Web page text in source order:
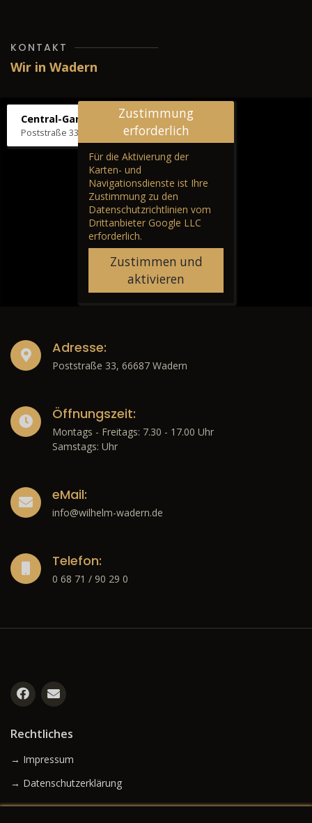
KONTAKT
Wir in Wadern
Central-Garage H. Wilhelm
Poststraße 33, 66687 Wadern
Zustimmung
erforderlich
Für die Aktivierung der
Karten- und
Navigationsdienste ist Ihre
Zustimmung zu den
Datenschutzrichtlinien vom
Drittanbieter Google LLC
erforderlich.
Zustimmen und
aktivieren
Adresse:
Poststraße 33, 66687 Wadern
Öffnungszeit:
Montags - Freitags: 7.30 - 17.00 Uhr
Samstags: Uhr
eMail:
info@wilhelm-wadern.de
Telefon:
0 68 71 / 90 29 0
Rechtliches
→ Impressum
→ Datenschutzerklärung